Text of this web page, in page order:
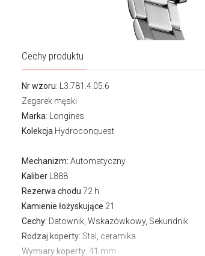
Cechy produktu
Nr wzoru: L3.781.4.05.6
Zegarek męski
Marka:
Longines
Kolekcja Hydroconquest
Mechanizm: Automatyczny
Kaliber L888
Rezerwa chodu 72 h
Kamienie łożyskujące 21
Cechy: Datownik, Wskazówkowy, Sekundnik
Rodzaj koperty: Stal, ceramika
Wymiary koperty: 41 mm